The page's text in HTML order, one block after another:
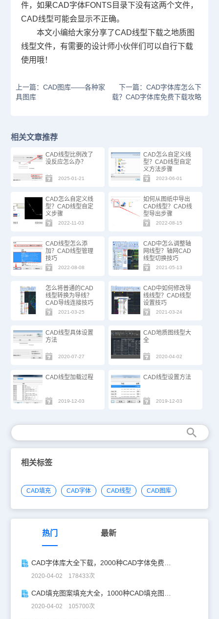
件，如果CAD字体FONTS目录下没有这两个文件，
CAD线型可能会显示不正确。
本文小编给大家分享了CAD线型下载之地质图
线型文件，有需要的设计师小伙伴们可以自行下载
使用哦！
上一篇：CAD图库——各种家
具图库
下一篇：CAD字体库怎么下
载？CAD字体库免费下载攻略
相关文章推荐
CAD线型比例改了
没反应怎么办？
2025-01-21
CAD怎么自定义线
型？CAD线型自定
义方法步骤
2023-06-01
CAD怎么自定义线
型？CAD线型自定
义步骤
2022-11-03
如何从图纸中导出
CAD线型？CAD线
型导出步骤
2022-08-15
CAD线型怎么添
加？CAD线型管理
技巧
2022-08-08
CAD中怎么调整轴
网线型？轴网CAD
线型切换技巧
2021-05-13
怎么将普通的CAD
线型转换为导线？
CAD导线连接技巧
2021-03-25
CAD中如何修改导
线线型？CAD线型
设置技巧
2021-03-24
CAD线型具体设置
方法
2020-07-27
CAD地质图线型大
全
2020-04-02
CAD线型加载过程
2019-12-03
CAD线型设置方法
2019-12-03
相关标签
CAD填充 CAD字体 CAD线型 CAD图库
热门 最新
CAD字体库大全下载，2000种CAD字体免费下载使用方法
2020-04-02 178433次
CAD填充图案填充大全，1000种CAD填充图案下载及使用方法
2020-04-02 105700次